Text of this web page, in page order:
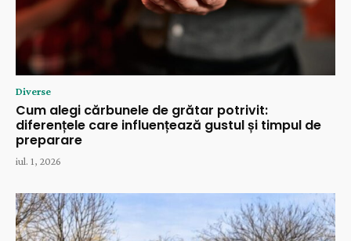
Diverse
Cum alegi cărbunele de grătar potrivit:
diferențele care influențează gustul și timpul de
preparare
iul. 1, 2026